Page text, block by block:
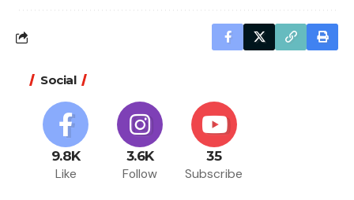
Social
9.8K
Like
3.6K
Follow
35
Subscribe